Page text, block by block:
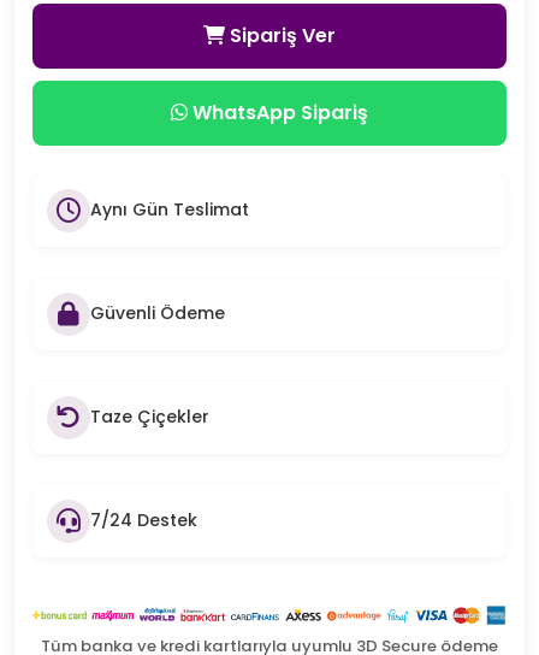
Sipariş Ver
WhatsApp Sipariş
Aynı Gün Teslimat
Güvenli Ödeme
Taze Çiçekler
7/24 Destek
Tüm banka ve kredi kartlarıyla uyumlu 3D Secure ödeme